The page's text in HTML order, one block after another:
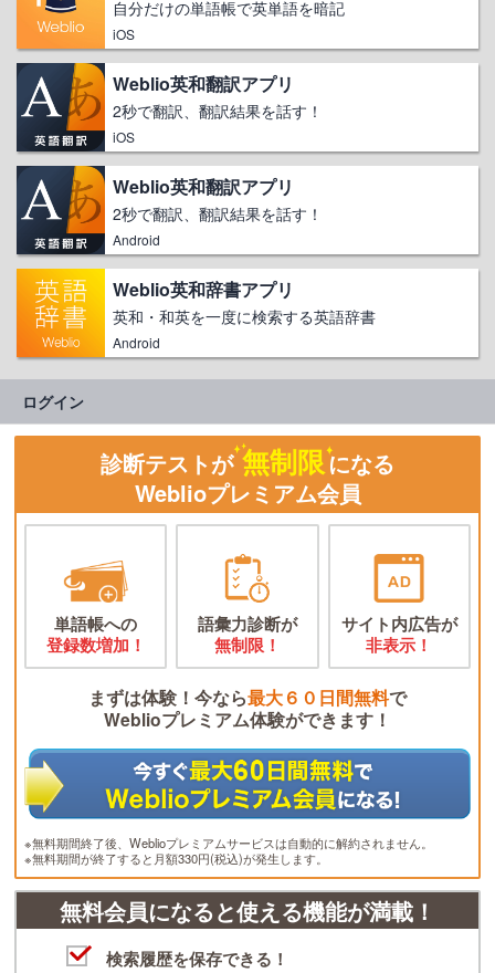
自分だけの単語帳で英単語を暗記
iOS
Weblio英和翻訳アプリ
2秒で翻訳、翻訳結果を話す！
iOS
Weblio英和翻訳アプリ
2秒で翻訳、翻訳結果を話す！
Android
Weblio英和辞書アプリ
英和・和英を一度に検索する英語辞書
Android
ログイン
診断テストが 無制限になる
Weblioプレミアム会員
単語帳への
登録数増加！
語彙力診断が
無制限！
サイト内広告が
非表示！
まずは体験！今なら最大６０日間無料で
Weblioプレミアム体験ができます！
※無料期間終了後、Weblioプレミアムサービスは自動的に解約されません。
※無料期間が終了すると月額330円(税込)が発生します。
無料会員になると使える機能が満載！
検索履歴を保存できる！